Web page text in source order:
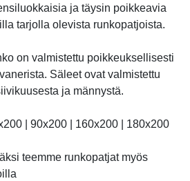
ja täysin poikkeavia
tarjolla olevista runkopatjoista.
on valmistettu poikkeuksellisesti
Säleet ovat valmistettu
ja männystä.
| 90x200 | 160x200 | 180x200
teemme runkopatjat myös